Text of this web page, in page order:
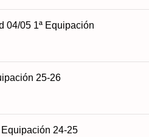
04/05 1ª Equipación
25-26
24-25